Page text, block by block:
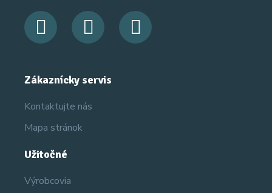
Zákaznícky servis
Kontaktujte nás
Mapa stránok
Užitočné
Výrobcovia